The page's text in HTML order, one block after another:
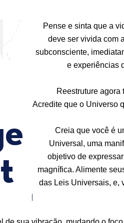
Pense e sinta que a
deve ser vivida com
subconsciente,
e experiências
Reestruture agora
Acredite que o Universo
Creia que você é
Universal, uma
objetivo de
magnífica. Alimente
das Leis Universais, e,